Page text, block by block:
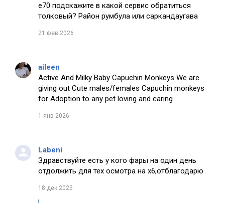
е70 подскажите в какой сервис обратиться
толковый? Район румбула или саркандаугава
21 фев 2026
aileen
Active And Milky Baby Capuchin Monkeys We are
giving out Cute males/females Capuchin monkeys
for Adoption to any pet loving and caring
1 янв 2026
Labeni
Здравствуйте есть у кого фары на один день
отдолжить для тех осмотра на х6,отблагодарю
18 дек 2025